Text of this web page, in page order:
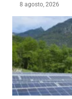
8 agosto, 2026